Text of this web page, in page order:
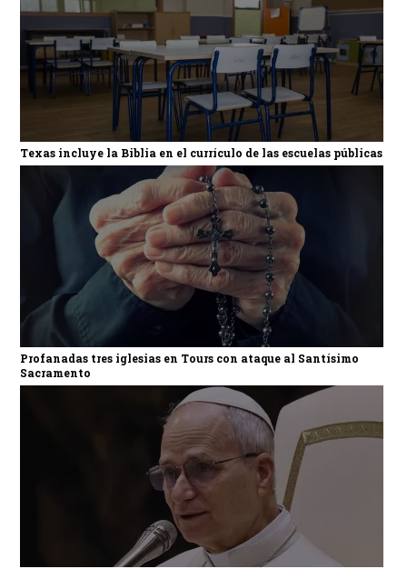
Texas incluye la Biblia en el currículo de las escuelas públicas
Profanadas tres iglesias en Tours con ataque al Santísimo
Sacramento